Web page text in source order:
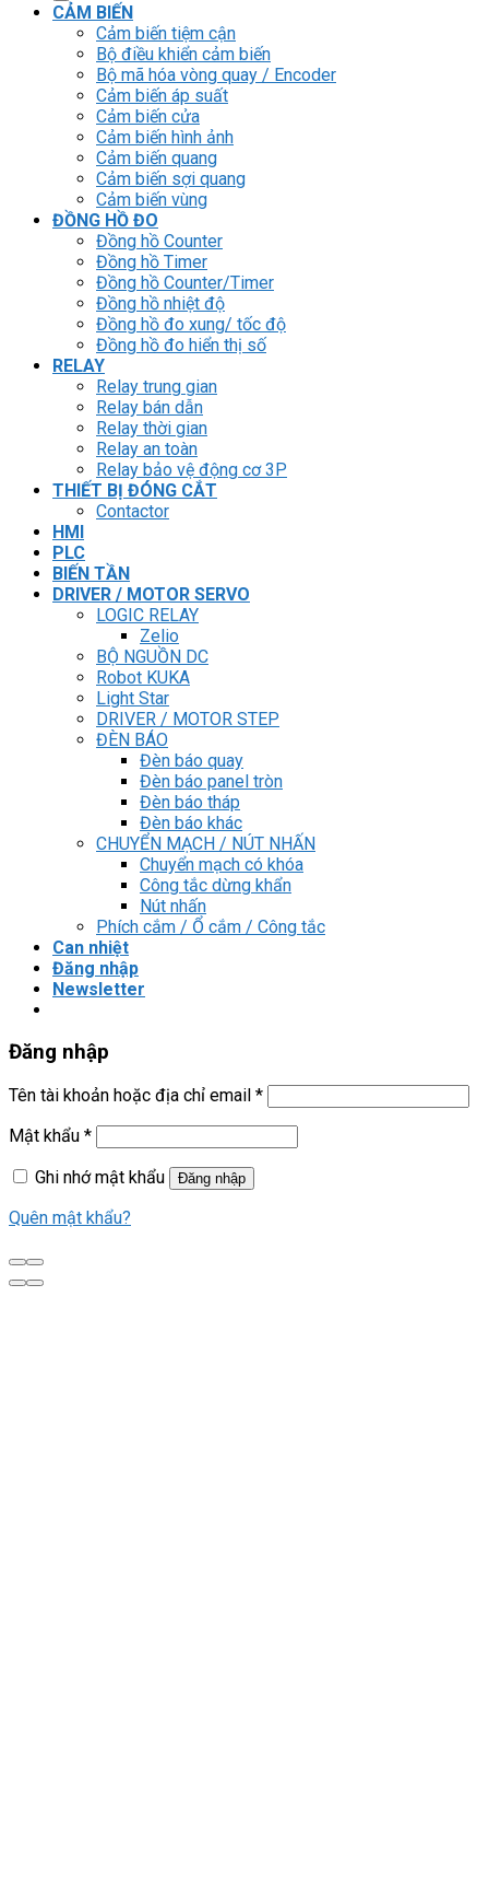
CẢM BIẾN
Cảm biến tiệm cận
Bộ điều khiển cảm biến
Bộ mã hóa vòng quay / Encoder
Cảm biến áp suất
Cảm biến cửa
Cảm biến hình ảnh
Cảm biến quang
Cảm biến sợi quang
Cảm biến vùng
ĐỒNG HỒ ĐO
Đồng hồ Counter
Đồng hồ Timer
Đồng hồ Counter/Timer
Đồng hồ nhiệt độ
Đồng hồ đo xung/ tốc độ
Đồng hồ đo hiển thị số
RELAY
Relay trung gian
Relay bán dẫn
Relay thời gian
Relay an toàn
Relay bảo vệ động cơ 3P
THIẾT BỊ ĐÓNG CẮT
Contactor
HMI
PLC
BIẾN TẦN
DRIVER / MOTOR SERVO
LOGIC RELAY
Zelio
BỘ NGUỒN DC
Robot KUKA
Light Star
DRIVER / MOTOR STEP
ĐÈN BÁO
Đèn báo quay
Đèn báo panel tròn
Đèn báo tháp
Đèn báo khác
CHUYỂN MẠCH / NÚT NHẤN
Chuyển mạch có khóa
Công tắc dừng khẩn
Nút nhấn
Phích cắm / Ổ cắm / Công tắc
Can nhiệt
Đăng nhập
Newsletter
Đăng nhập
Tên tài khoản hoặc địa chỉ email *
Mật khẩu *
Ghi nhớ mật khẩu
Đăng nhập
Quên mật khẩu?